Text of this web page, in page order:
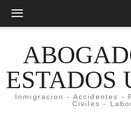
ESTADOS
Inmigracion - Accidentes -
Civiles -